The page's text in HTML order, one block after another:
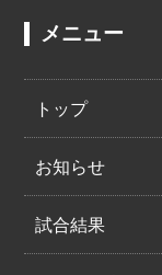
メニュー
トップ
お知らせ
試合結果